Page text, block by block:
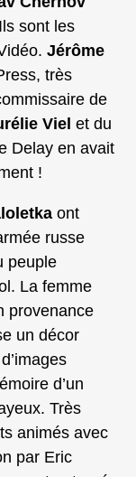
sont les
Jérôme
très
de
Viel et du
Delay en avait
!
ont
russe
peuple
La femme
provenance
un décor
d’un
Très
animés avec
par Eric